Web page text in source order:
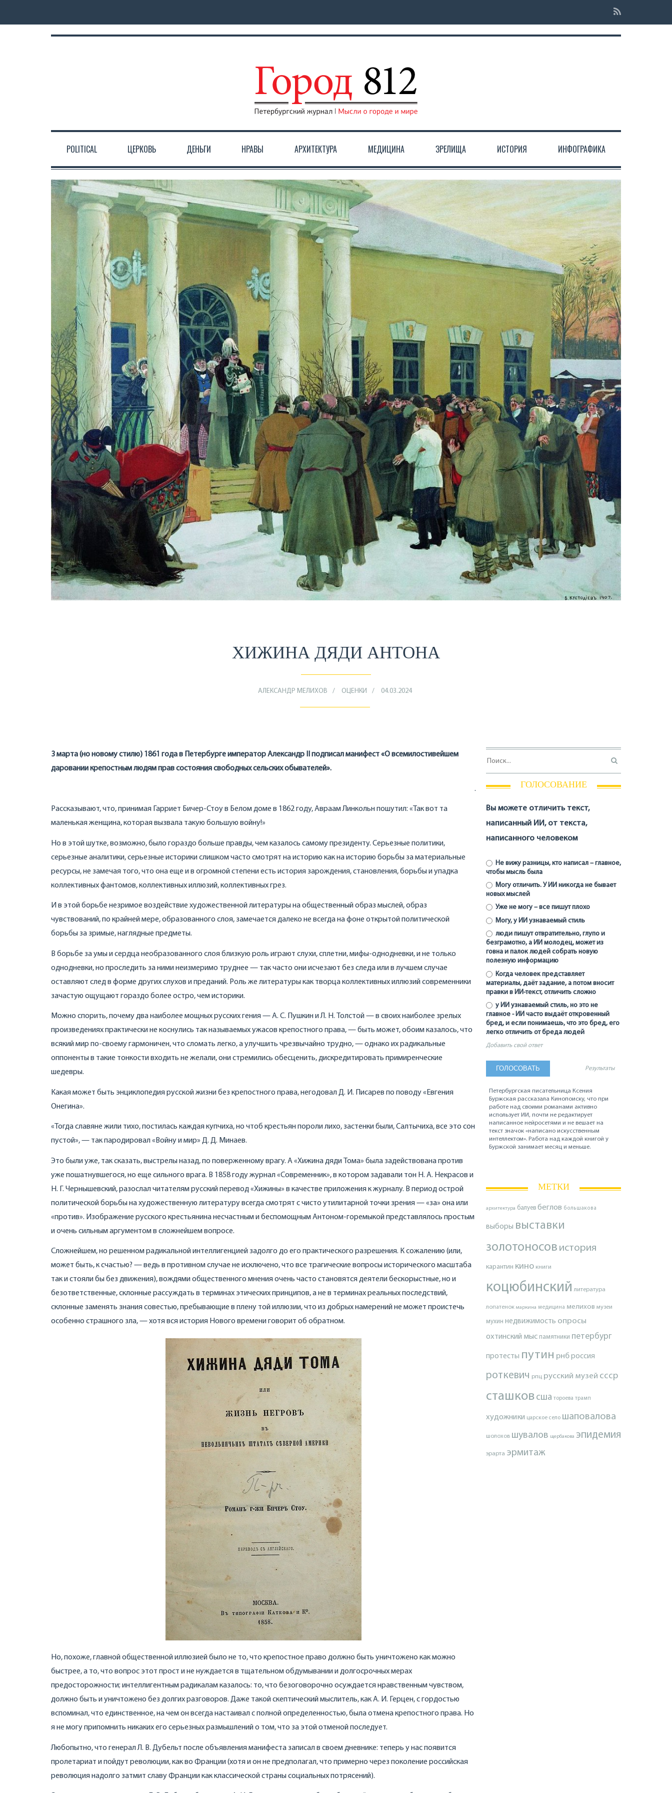
POLITICAL ЦЕРКОВЬ ДЕНЬГИ НРАВЫ АРХИТЕКТУРА МЕДИЦИНА ЗРЕЛИЩА ИСТОРИЯ ИНФОГРАФИКА
ХИЖИНА ДЯДИ АНТОНА
АЛЕКСАНДР МЕЛИХОВ ОЦЕНКИ 04.03.2024
3 марта (но новому стилю) 1861 года в Петербурге император Александр II подписал манифест «О всемилостивейшем
даровании крепостным людям прав состояния свободных сельских обывателей».
.
Рассказывают, что, принимая Гарриет Бичер-Стоу в Белом доме в 1862 году, Авраам Линкольн пошутил: «Так вот та
маленькая женщина, которая вызвала такую большую войну!»
Но в этой шутке, возможно, было гораздо больше правды, чем казалось самому президенту. Серьезные политики,
серьезные аналитики, серьезные историки слишком часто смотрят на историю как на историю борьбы за материальные
ресурсы, не замечая того, что она еще и в огромной степени есть история зарождения, становления, борьбы и упадка
коллективных фантомов, коллективных иллюзий, коллективных грез.
И в этой борьбе незримое воздействие художественной литературы на общественный образ мыслей, образ
чувствований, по крайней мере, образованного слоя, замечается далеко не всегда на фоне открытой политической
борьбы за зримые, наглядные предметы.
В борьбе за умы и сердца необразованного слоя близкую роль играют слухи, сплетни, мифы-однодневки, и не только
однодневки, но проследить за ними неизмеримо труднее — так часто они исчезают без следа или в лучшем случае
оставляют след в форме других слухов и преданий. Роль же литературы как творца коллективных иллюзий современники
зачастую ощущают гораздо более остро, чем историки.
Можно спорить, почему два наиболее мощных русских гения — А. С. Пушкин и Л. Н. Толстой — в своих наиболее зрелых
произведениях практически не коснулись так называемых ужасов крепостного права, — быть может, обоим казалось, что
всякий мир по-своему гармоничен, что сломать легко, а улучшить чрезвычайно трудно, — однако их радикальные
оппоненты в такие тонкости входить не желали, они стремились обесценить, дискредитировать примиренческие
шедевры.
Какая может быть энциклопедия русской жизни без крепостного права, негодовал Д. И. Писарев по поводу «Евгения
Онегина».
«Тогда славяне жили тихо, постилась каждая купчиха, но чтоб крестьян пороли лихо, застенки были, Салтычиха, все это сон
пустой», — так пародировал «Войну и мир» Д. Д. Минаев.
Это были уже, так сказать, выстрелы назад, по поверженному врагу. А «Хижина дяди Тома» была задействована против
уже пошатнувшегося, но еще сильного врага. В 1858 году журнал «Современник», в котором задавали тон Н. А. Некрасов и
Н. Г. Чернышевский, разослал читателям русский перевод «Хижины» в качестве приложения к журналу. В период острой
политической борьбы на художественную литературу всегда смотрят с чисто утилитарной точки зрения — «за» она или
«против». Изображение русского крестьянина несчастным и беспомощным Антоном-горемыкой представлялось простым
и очень сильным аргументом в сложнейшем вопросе.
Сложнейшем, но решенном радикальной интеллигенцией задолго до его практического разрешения. К сожалению (или,
может быть, к счастью? — ведь в противном случае не исключено, что все трагические вопросы исторического масштаба
так и стояли бы без движения), вождями общественного мнения очень часто становятся деятели бескорыстные, но и
безответственные, склонные рассуждать в терминах этических принципов, а не в терминах реальных последствий,
склонные заменять знания совестью, пребывающие в плену той иллюзии, что из добрых намерений не может проистечь
особенно страшного зла, — хотя вся история Нового времени говорит об обратном.
Но, похоже, главной общественной иллюзией было не то, что крепостное право должно быть уничтожено как можно
быстрее, а то, что вопрос этот прост и не нуждается в тщательном обдумывании и долгосрочных мерах
предосторожности; интеллигентным радикалам казалось: то, что безоговорочно осуждается нравственным чувством,
должно быть и уничтожено без долгих разговоров. Даже такой скептический мыслитель, как А. И. Герцен, с гордостью
вспоминал, что единственное, на чем он всегда настаивал с полной определенностью, была отмена крепостного права. Но
я не могу припомнить никаких его серьезных размышлений о том, что за этой отменой последует.
Любопытно, что генерал Л. В. Дубельт после объявления манифеста записал в своем дневнике: теперь у нас появится
пролетариат и пойдут революции, как во Франции (хотя и он не предполагал, что примерно через поколение российская
революция надолго затмит славу Франции как классической страны социальных потрясений).
ГОЛОСОВАНИЕ
Вы можете отличить текст,
написанный ИИ, от текста,
написанного человеком
Не вижу разницы, кто написал – главное,
чтобы мысль была
Могу отличить. У ИИ никогда не бывает
новых мыслей
Уже не могу – все пишут плохо
Могу, у ИИ узнаваемый стиль
люди пишут отвратительно, глупо и
безграмотно, а ИИ молодец, может из
говна и палок людей собрать новую
полезную информацию
Когда человек представляет
материалы, даёт задание, а потом вносит
правки в ИИ-текст, отличить сложно
у ИИ узнаваемый стиль, но это не
главное - ИИ часто выдаёт откровенный
бред, и если понимаешь, что это бред, его
легко отличить от бреда людей
Добавить свой ответ
Результаты
Петербургская писательница Ксения
Буржская рассказала Кинопоиску, что при
работе над своими романами активно
использует ИИ, почти не редактирует
написанное нейросетями и не вешает на
текст значок «написано искусственным
интеллектом». Работа над каждой книгой у
Буржской занимает месяц и меньше.
МЕТКИ
архитектура балуев беглов большакова
выборы выставки
золотоносов история
карантин кино книги
коцюбинский литература
лопатенок маркина медицина мелихов музеи
мухин недвижимость опросы
охтинский мыс памятники петербург
протесты путин рнброссия
роткевич рпц русский музей ссср
сташков сша тороева трамп
художники царское село шаповалова
шолохов шувалов щербакова эпидемия
эрарта эрмитаж